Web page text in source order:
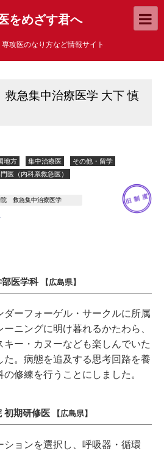
をめざす君へ
攻医のなり方など情報サイト
急集中治療医学 大下 慎
地方 集中治療医
その他・留学
医（内科系救急医）
院 救急集中治療医学
部医学科 【広島県】
ダーフォーゲル・サークルに所属
ーニングに明け暮れるかたわら、
キー・カヌーなども楽しんでいた
た。病態を追及する思考回路を養
の修練を行うことにしました。
初期研修医 【広島県】
ションを選択し、呼吸器・循環